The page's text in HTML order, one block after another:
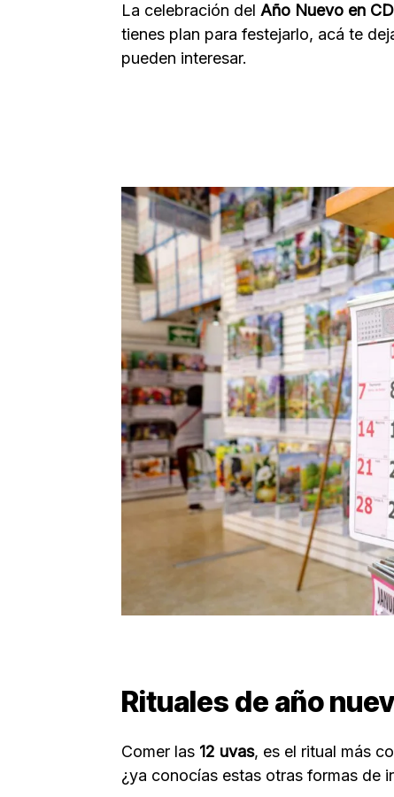
La celebración del Año Nuevo en
tienes plan para festejarlo, acá te
pueden interesar.
Rituales de año
Comer las 12 uvas, es el ritual más
¿ya conocías estas otras formas de